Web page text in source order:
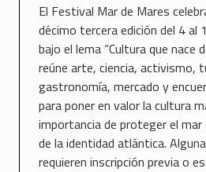
El Festival Mar de Mares
décimo tercera edición del 4 al
bajo el lema “Cultura que nace
reúne arte, ciencia, activismo,
gastronomía, mercado y
para poner en valor la cultura
importancia de proteger el
de la identidad atlántica.
requieren inscripción previa o